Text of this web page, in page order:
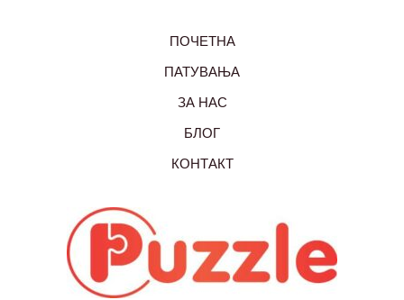
ПОЧЕТНА
ПАТУВАЊА
ЗА НАС
БЛОГ
КОНТАКТ